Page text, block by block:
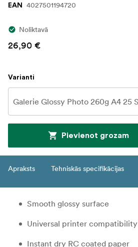
EAN 4027501194720
Noliktavā
26,90 €
Varianti
Pievienot grozam
Apraksts Tehniskās specifikācijas
Smooth glossy surface
Universal printer compatibility
Instant dry RC coated paper